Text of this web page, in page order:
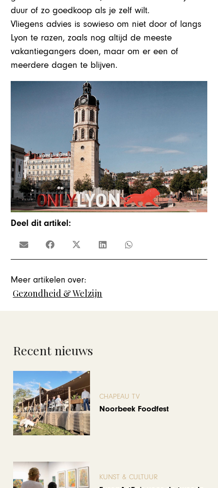
duur of zo goedkoop als je zelf wilt.
Vliegensadvies is sowieso om niet door of langs
Lyon te razen, zoals nog altijd de meeste
vakantiegangers doen, maar om er een of
meerdere dagen te blijven.
Deel dit artikel:
Meer artikelen over:
Gezondheid & Welzijn
Recent nieuws
CHAPEAU TV
Noorbeek Foodfest
KUNST & CULTUUR